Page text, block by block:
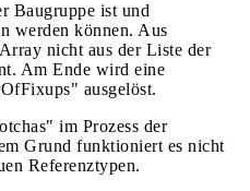
Baugruppe ist und
werden können. Aus
nicht aus der Liste der
Am Ende wird eine
ausgelöst.
im Prozess der
Grund funktioniert es nicht
Referenztypen.